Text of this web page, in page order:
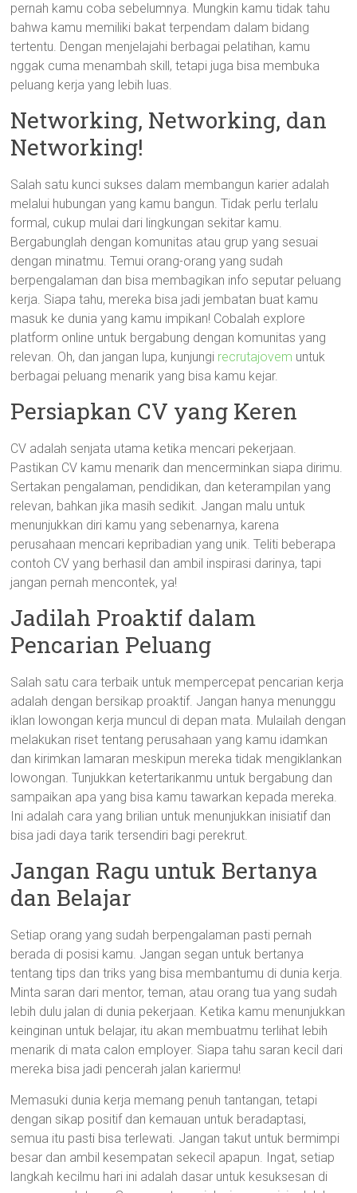
pernah kamu coba sebelumnya. Mungkin kamu tidak tahu
bahwa kamu memiliki bakat terpendam dalam bidang
tertentu. Dengan menjelajahi berbagai pelatihan, kamu
nggak cuma menambah skill, tetapi juga bisa membuka
peluang kerja yang lebih luas.
Networking, Networking, dan
Networking!
Salah satu kunci sukses dalam membangun karier adalah
melalui hubungan yang kamu bangun. Tidak perlu terlalu
formal, cukup mulai dari lingkungan sekitar kamu.
Bergabunglah dengan komunitas atau grup yang sesuai
dengan minatmu. Temui orang-orang yang sudah
berpengalaman dan bisa membagikan info seputar peluang
kerja. Siapa tahu, mereka bisa jadi jembatan buat kamu
masuk ke dunia yang kamu impikan! Cobalah explore
platform online untuk bergabung dengan komunitas yang
relevan. Oh, dan jangan lupa, kunjungi recrutajovem untuk
berbagai peluang menarik yang bisa kamu kejar.
Persiapkan CV yang Keren
CV adalah senjata utama ketika mencari pekerjaan.
Pastikan CV kamu menarik dan mencerminkan siapa dirimu.
Sertakan pengalaman, pendidikan, dan keterampilan yang
relevan, bahkan jika masih sedikit. Jangan malu untuk
menunjukkan diri kamu yang sebenarnya, karena
perusahaan mencari kepribadian yang unik. Teliti beberapa
contoh CV yang berhasil dan ambil inspirasi darinya, tapi
jangan pernah mencontek, ya!
Jadilah Proaktif dalam
Pencarian Peluang
Salah satu cara terbaik untuk mempercepat pencarian kerja
adalah dengan bersikap proaktif. Jangan hanya menunggu
iklan lowongan kerja muncul di depan mata. Mulailah dengan
melakukan riset tentang perusahaan yang kamu idamkan
dan kirimkan lamaran meskipun mereka tidak mengiklankan
lowongan. Tunjukkan ketertarikanmu untuk bergabung dan
sampaikan apa yang bisa kamu tawarkan kepada mereka.
Ini adalah cara yang brilian untuk menunjukkan inisiatif dan
bisa jadi daya tarik tersendiri bagi perekrut.
Jangan Ragu untuk Bertanya
dan Belajar
Setiap orang yang sudah berpengalaman pasti pernah
berada di posisi kamu. Jangan segan untuk bertanya
tentang tips dan triks yang bisa membantumu di dunia kerja.
Minta saran dari mentor, teman, atau orang tua yang sudah
lebih dulu jalan di dunia pekerjaan. Ketika kamu menunjukkan
keinginan untuk belajar, itu akan membuatmu terlihat lebih
menarik di mata calon employer. Siapa tahu saran kecil dari
mereka bisa jadi pencerah jalan kariermu!
Memasuki dunia kerja memang penuh tantangan, tetapi
dengan sikap positif dan kemauan untuk beradaptasi,
semua itu pasti bisa terlewati. Jangan takut untuk bermimpi
besar dan ambil kesempatan sekecil apapun. Ingat, setiap
langkah kecilmu hari ini adalah dasar untuk kesuksesan di